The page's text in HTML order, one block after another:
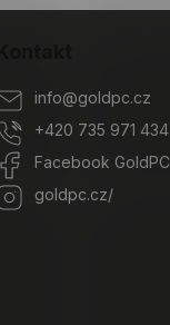
info@goldpc.cz
+420 735 971 434
Facebook GoldPC
goldpc.cz/